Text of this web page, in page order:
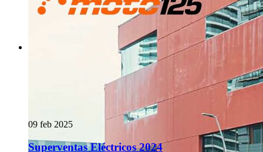
09 feb 2025
Superventas Eléctricos 2024